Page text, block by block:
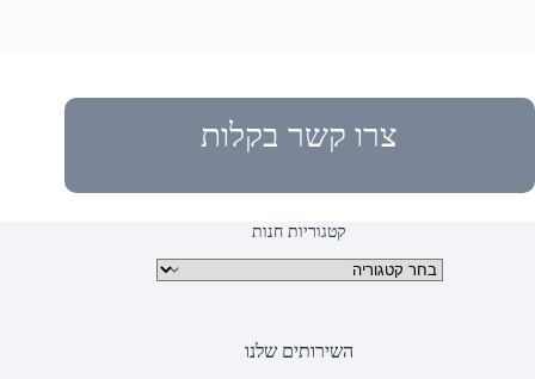
צרו קשר בקלות
קטגוריות חנות
קטגוריות מוצרים
השירותים שלנו